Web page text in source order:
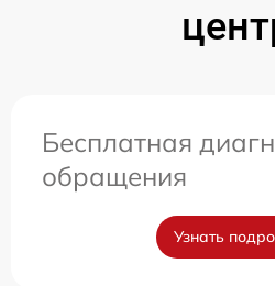
Бесплатная
обращения
Узнать